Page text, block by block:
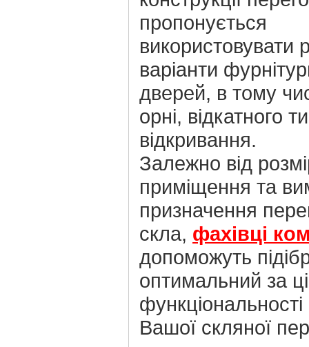
пропонується
використовувати
варіанти
дверей, в тому
орні, відкатного
відкривання.
Залежно від
приміщення та
призначення
скла, фахівці
допоможуть
оптимальний за
функціональності
Вашої скляної